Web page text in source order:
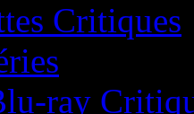
Critiques
ray